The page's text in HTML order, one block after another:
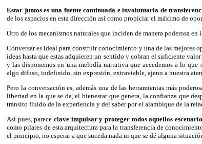
Estar juntos es una fuente continuada e involuntaria de
de los espacios en esta dirección así como propiciar el máximo de
Otro de los mecanismos naturales que inciden de manera poderosa
Conversar es ideal para construir conocimiento y una de las mejores
ideas hasta que estas adquieren un sentido y cobran el suficiente
y las disponemos en una melodía narrativa que accedemos a lo
algo difuso, indefinido, sin expresión, extraviable, ajeno a nuestra
Pero la conversación es, además una de las herramientas más
libertad en la que se da, el bienestar que genera, la confianza que
tránsito fluido de la experiencia y del saber por el alambique de la
Así pues, parececlave impulsar y proteger todos aquellos
como pilares de esta arquitectura para la transferencia de
el principio, no esperar a que suceda nada ni que se dé alguna